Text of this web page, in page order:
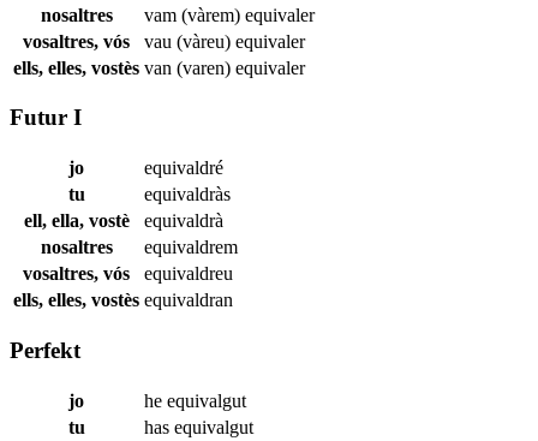
nosaltres
vam (vàrem) equivaler
vosaltres, vós
vau (vàreu) equivaler
ells, elles, vostès van (varen) equivaler
Futur I
jo
equivaldré
tu
equivaldràs
ell, ella, vostè
equivaldrà
nosaltres
equivaldrem
vosaltres, vós
equivaldreu
ells, elles, vostès equivaldran
Perfekt
jo he equivalgut
tu
has equivalgut